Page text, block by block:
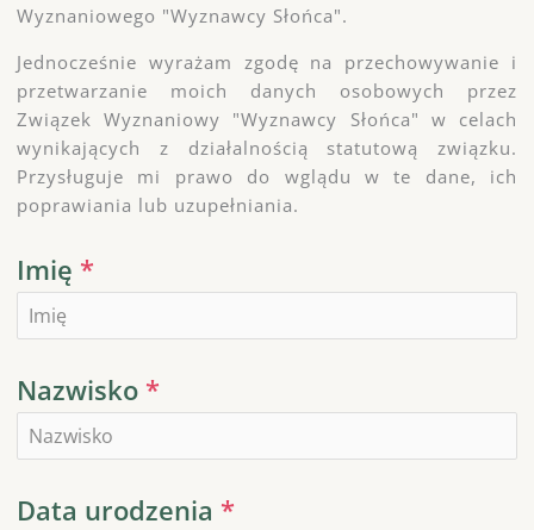
Wyznaniowego "Wyznawcy Słońca".
Jednocześnie wyrażam zgodę na przechowywanie i
przetwarzanie moich danych osobowych przez
Związek Wyznaniowy "Wyznawcy Słońca" w celach
wynikających z działalnością statutową związku.
Przysługuje mi prawo do wglądu w te dane, ich
poprawiania lub uzupełniania.
Imię *
Nazwisko *
Data urodzenia *